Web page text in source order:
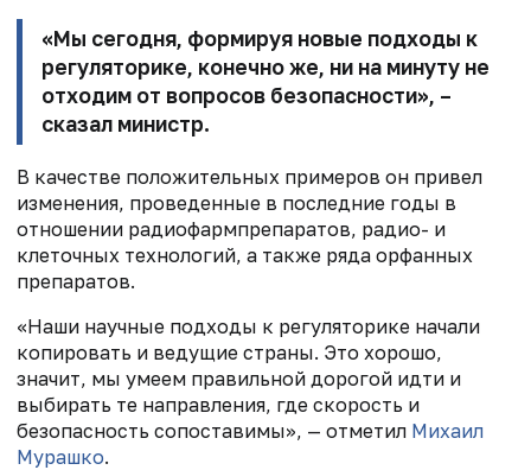
«Мы сегодня, формируя новые подходы к
регуляторике, конечно же, ни на минуту не
отходим от вопросов безопасности», –
сказал министр.
В качестве положительных примеров он привел
изменения, проведенные в последние годы в
отношении радиофармпрепаратов, радио- и
клеточных технологий, а также ряда орфанных
препаратов.
«Наши научные подходы к регуляторике начали
копировать и ведущие страны. Это хорошо,
значит, мы умеем правильной дорогой идти и
выбирать те направления, где скорость и
безопасность сопоставимы», — отметил Михаил
Мурашко.